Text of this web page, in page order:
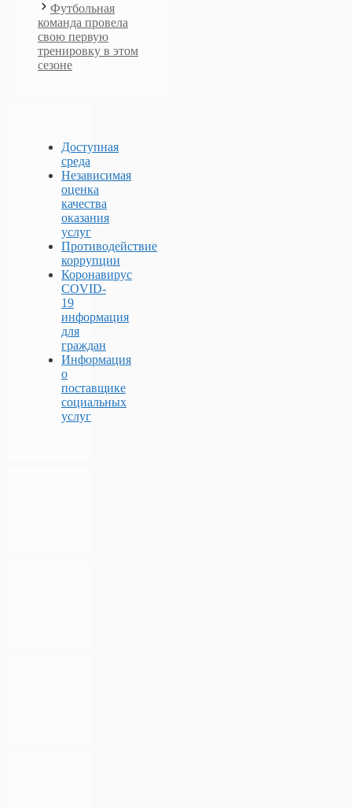
Футбольная
команда провела
свою первую
тренировку в этом
сезоне
Доступная
среда
Независимая
оценка
качества
оказания
услуг
Противодействие
коррупции
Коронавирус
COVID-
19
информация
для
граждан
Информация
о
поставщике
социальных
услуг